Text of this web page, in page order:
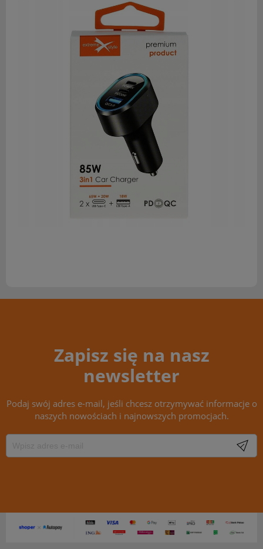
Zapisz się na nasz
newsletter
Podaj swój adres e-mail, jeśli chcesz otrzymywać informacje o
naszych nowościach i najnowszych promocjach.